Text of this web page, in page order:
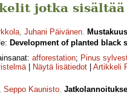
jotka sisältää
, Juhani Päivänen.
Development of planted black
afforestation; Pinus
| Näytä lisätiedot Artikkeli
, Seppo Kaunisto.